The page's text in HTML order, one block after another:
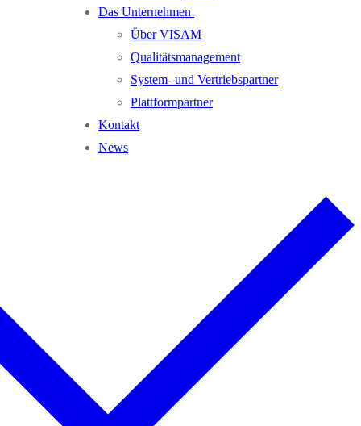
Das Unternehmen
Über VISAM
Qualitätsmanagement
System- und Vertriebspartner
Plattformpartner
Kontakt
News